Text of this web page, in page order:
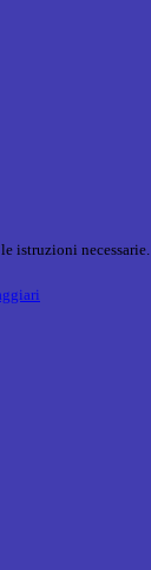
istruzioni necessarie.